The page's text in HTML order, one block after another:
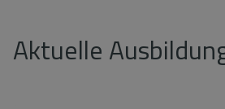
Aktuelle